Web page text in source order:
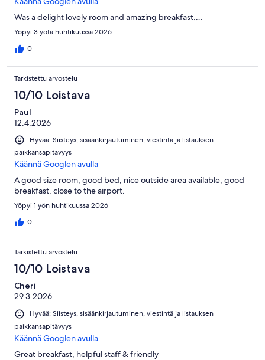
Was a delight lovely room and amazing breakfast….
Yöpyi 3 yötä huhtikuussa 2026
0
Tarkistettu arvostelu
10/10 Loistava
Paul
12.4.2026
Hyvää: Siisteys, sisäänkirjautuminen, viestintä ja listauksen
paikkansapitävyys
Käännä Googlen avulla
A good size room, good bed, nice outside area available, good
breakfast, close to the airport.
Yöpyi 1 yön huhtikuussa 2026
0
Tarkistettu arvostelu
10/10 Loistava
Cheri
29.3.2026
Hyvää: Siisteys, sisäänkirjautuminen, viestintä ja listauksen
paikkansapitävyys
Käännä Googlen avulla
Great breakfast, helpful staff & friendly